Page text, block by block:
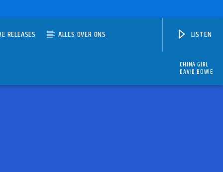
RELEASES ALLES OVER ONS LISTEN
CHINA GIRL
DAVID BOWIE